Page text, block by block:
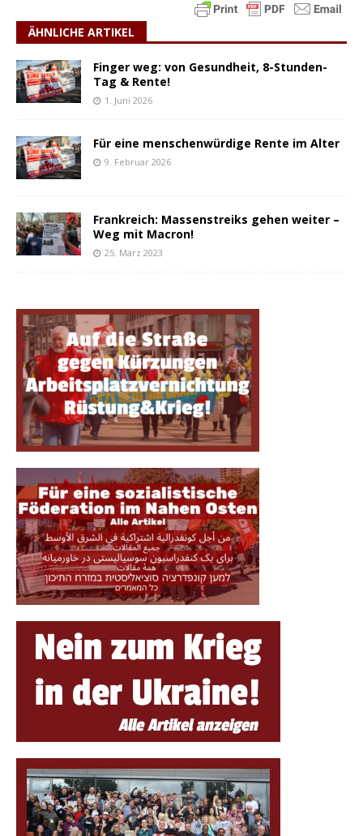
ÄHNLICHE ARTIKEL
Finger weg: von Gesundheit, 8-Stunden-
Tag & Rente!
1. Juni 2026
Für eine menschenwürdige Rente im Alter
9. Februar 2026
Frankreich: Massenstreiks gehen weiter –
Weg mit Macron!
25. März 2023